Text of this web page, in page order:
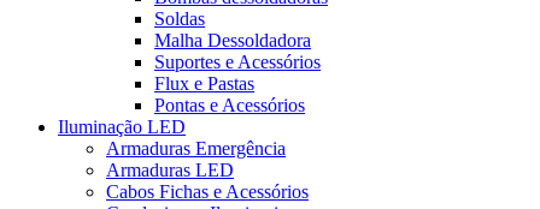
Soldas
Malha Dessoldadora
Suportes e Acessórios
Flux e Pastas
Pontas e Acessórios
Iluminação LED
Armaduras Emergência
Armaduras LED
Cabos Fichas e Acessórios